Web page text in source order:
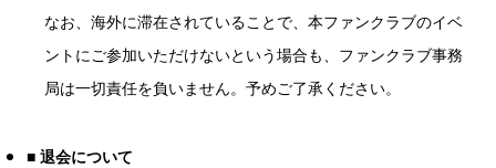
なお、海外に滞在されていることで、本ファンクラブのイベ
ントにご参加いただけないという場合も、ファンクラブ事務
局は一切責任を負いません。予めご了承ください。
■ 退会について